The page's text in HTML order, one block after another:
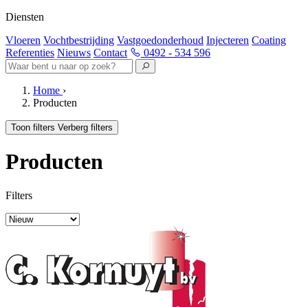
Diensten
Vloeren Vochtbestrijding Vastgoedonderhoud Injecteren Coating
Referenties Nieuws Contact 0492 - 534 596
Home ›
Producten
Toon filters Verberg filters
Producten
Filters